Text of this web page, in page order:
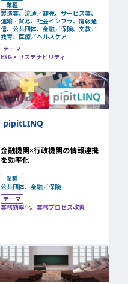
業種
製造業、流通／卸売、サービス業、
運輸／貿易、社会インフラ、情報通
信、公共団体、金融／保険、文教／
教育、医療／ヘルスケア
テーマ
ESG・サステナビリティ
pipitLINQ
金融機関×行政機関の情報連携
を効率化
業種
公共団体、金融／保険
テーマ
業務効率化、業務プロセス改善